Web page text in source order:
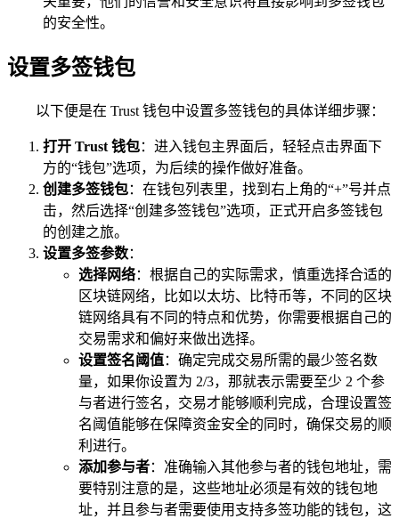
的安全性。
设置多签钱包
以下便是在 Trust 钱包中设置多签钱包的具体详细步骤：
打开 Trust 钱包：进入钱包主界面后，轻轻点击界面下
方的“钱包”选项，为后续的操作做好准备。
创建多签钱包：在钱包列表里，找到右上角的“+”号并点
击，然后选择“创建多签钱包”选项，正式开启多签钱包
的创建之旅。
设置多签参数：
选择网络：根据自己的实际需求，慎重选择合适的
区块链网络，比如以太坊、比特币等，不同的区块
链网络具有不同的特点和优势，你需要根据自己的
交易需求和偏好来做出选择。
设置签名阈值：确定完成交易所需的最少签名数
量，如果你设置为 2/3，那就表示需要至少 2 个参
与者进行签名，交易才能够顺利完成，合理设置签
名阈值能够在保障资金安全的同时，确保交易的顺
利进行。
添加参与者：准确输入其他参与者的钱包地址，需
要特别注意的是，这些地址必须是有效的钱包地
址，并且参与者需要使用支持多签功能的钱包，这